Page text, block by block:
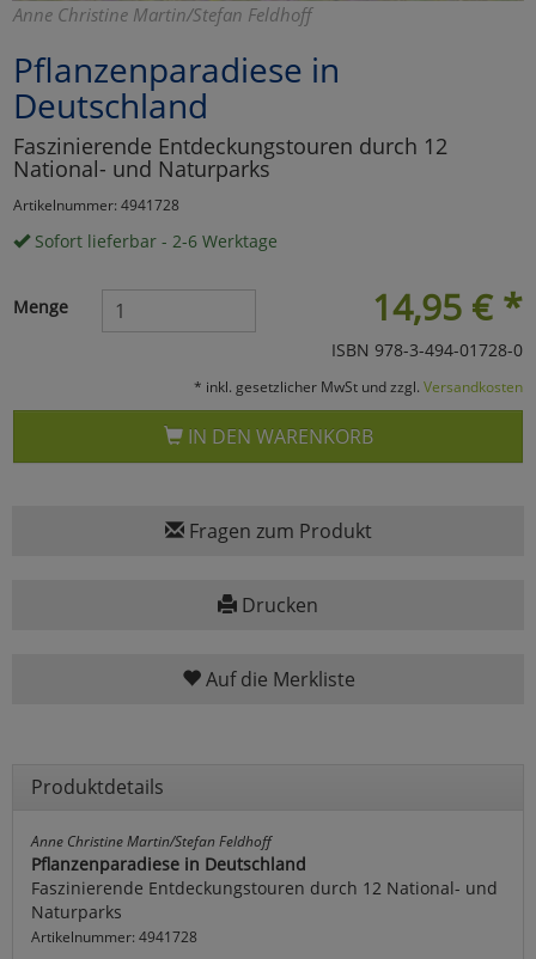
Anne Christine Martin/Stefan Feldhoff
Pflanzenparadiese in
Deutschland
Faszinierende Entdeckungstouren durch 12
National- und Naturparks
Artikelnummer: 4941728
Sofort lieferbar - 2-6 Werktage
14,95 € *
Menge
ISBN 978-3-494-01728-0
* inkl. gesetzlicher MwSt und zzgl. Versandkosten
IN DEN WARENKORB
Fragen zum Produkt
Drucken
Auf die Merkliste
Produktdetails
Anne Christine Martin/Stefan Feldhoff
Pflanzenparadiese in Deutschland
Faszinierende Entdeckungstouren durch 12 National- und
Naturparks
Artikelnummer: 4941728
Umfragetools
Cookies
Einstellungen speichern
zu Haupptseite